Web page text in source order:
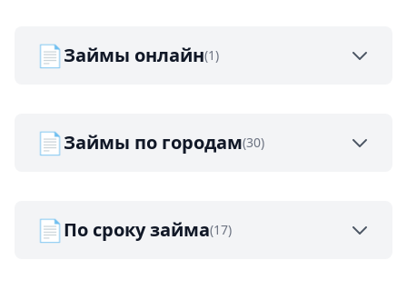
📄Займы онлайн(1)
📄Займы по городам(30)
📄По сроку займа(17)